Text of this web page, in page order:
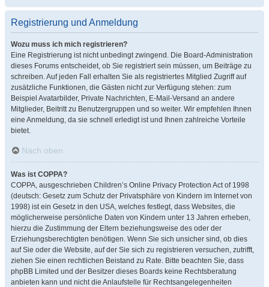
Registrierung und Anmeldung
Wozu muss ich mich registrieren?
Eine Registrierung ist nicht unbedingt zwingend. Die Board-Administration
dieses Forums entscheidet, ob Sie registriert sein müssen, um Beiträge zu
schreiben. Auf jeden Fall erhalten Sie als registriertes Mitglied Zugriff auf
zusätzliche Funktionen, die Gästen nicht zur Verfügung stehen: zum
Beispiel Avatarbilder, Private Nachrichten, E-Mail-Versand an andere
Mitglieder, Beitritt zu Benutzergruppen und so weiter. Wir empfehlen Ihnen
eine Anmeldung, da sie schnell erledigt ist und Ihnen zahlreiche Vorteile
bietet.
Nach oben
Was ist COPPA?
COPPA, ausgeschrieben Children’s Online Privacy Protection Act of 1998
(deutsch: Gesetz zum Schutz der Privatsphäre von Kindern im Internet von
1998) ist ein Gesetz in den USA, welches festlegt, dass Websites, die
möglicherweise persönliche Daten von Kindern unter 13 Jahren erheben,
hierzu die Zustimmung der Eltern beziehungsweise des oder der
Erziehungsberechtigten benötigen. Wenn Sie sich unsicher sind, ob dies
auf Sie oder die Website, auf der Sie sich zu registrieren versuchen, zutrifft,
ziehen Sie einen rechtlichen Beistand zu Rate. Bitte beachten Sie, dass
phpBB Limited und der Besitzer dieses Boards keine Rechtsberatung
anbieten kann und nicht die Anlaufstelle für Rechtsangelegenheiten